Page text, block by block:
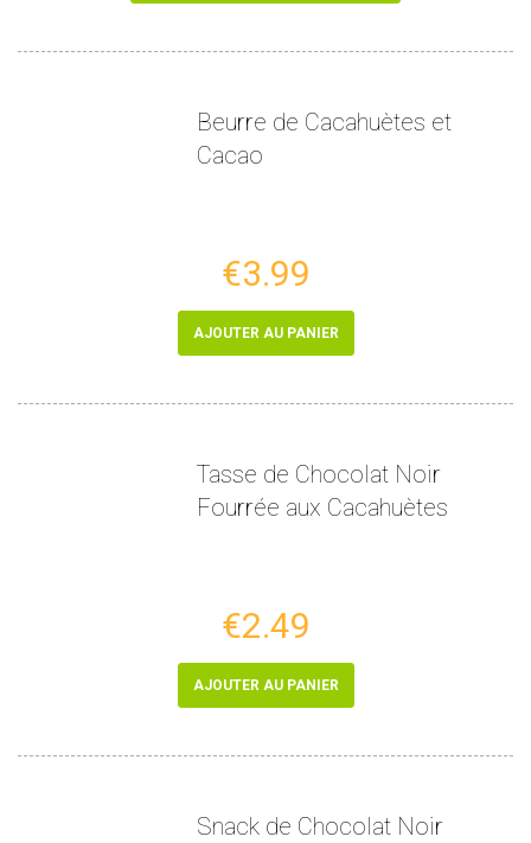
Beurre de Cacahuètes et
Cacao
€3.99
AJOUTER AU PANIER
Tasse de Chocolat Noir
Fourrée aux Cacahuètes
€2.49
AJOUTER AU PANIER
Snack de Chocolat Noir